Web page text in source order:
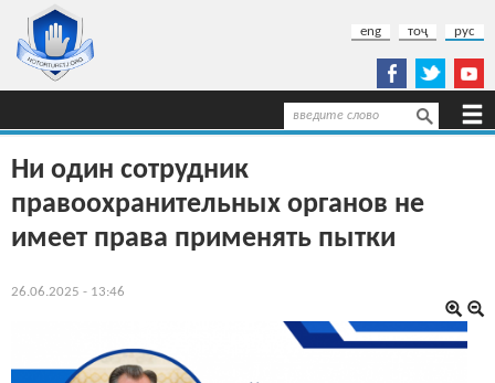
Перейти к основному содержанию
eng
тоҷ рус
Форма поиска
Поиск
Ни один сотрудник
правоохранительных органов не
имеет права применять пытки
26.06.2025 - 13:46